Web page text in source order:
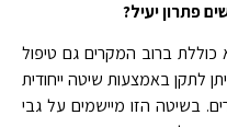
פתרון יעיל?
ברוב המקרים גם טיפול
לתקן באמצעות שיטה ייחודית
בשיטה הזו מיישמים על גבי